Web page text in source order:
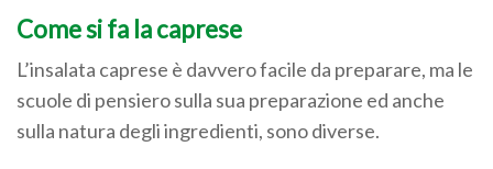
Come si fa la caprese
L’insalata caprese è davvero facile da preparare, ma le
scuole di pensiero sulla sua preparazione ed anche
sulla natura degli ingredienti, sono diverse.